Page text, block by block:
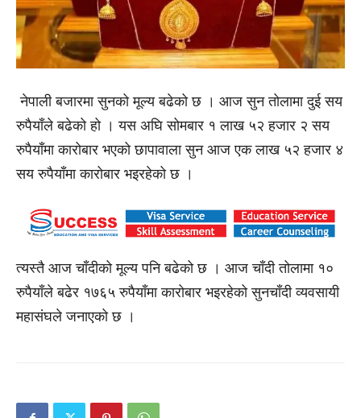
नेपाली बजारमा सुनको मूल्य बढेको छ । आज सुन तोलामा दुई सय
रुपैयाँले बढेको हो । यस अघि सोमबार १ लाख ५२ हजार २ सय
रुपैयाँमा कारोबार भएको छापावाला सुन आज एक लाख ५२ हजार ४
सय रुपैयाँमा कारोबार भइरहेको छ ।
त्यस्तै आज चाँदीको मूल्य पनि बढेको छ । आज चाँदी तोलामा १०
रुपैयाँले बढेर १७६५ रुपैयाँमा कारोबार भइरहेको सुनचाँदी व्यवसायी
महासंघले जनाएको छ ।